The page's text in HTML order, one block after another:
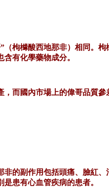
（枸櫞酸西地那非）相同。
有化學藥物成分。
而國內市場上的偉哥品質
的副作用包括頭痛、臉紅
患有心血管疾病的患者。